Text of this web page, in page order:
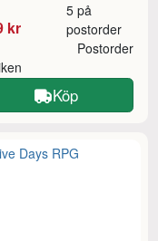
kr
5 på
postorder
Postorder
Köp